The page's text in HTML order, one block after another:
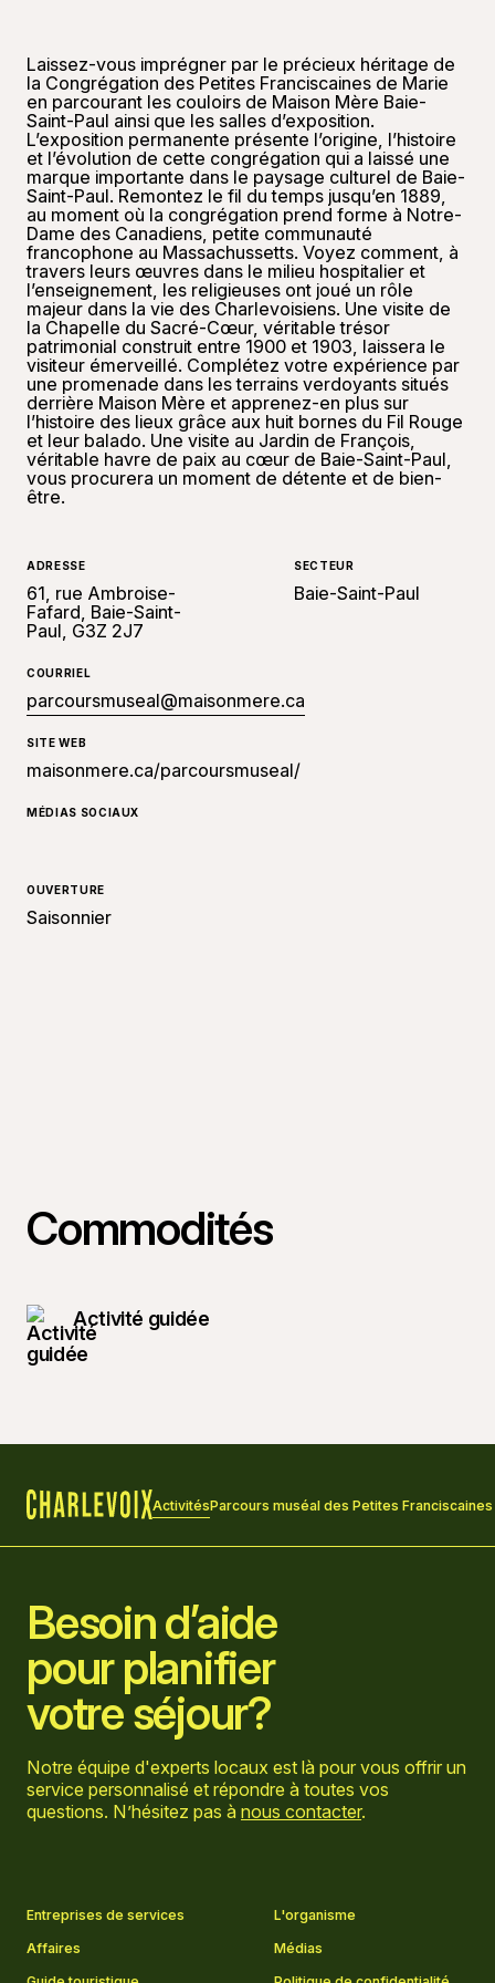
Laissez-vous imprégner par le précieux héritage de
la Congrégation des Petites Franciscaines de Marie
en parcourant les couloirs de Maison Mère Baie-
Saint-Paul ainsi que les salles d’exposition.
L’exposition permanente présente l’origine, l’histoire
et l’évolution de cette congrégation qui a laissé une
marque importante dans le paysage culturel de Baie-
Saint-Paul. Remontez le fil du temps jusqu’en 1889,
au moment où la congrégation prend forme à Notre-
Dame des Canadiens, petite communauté
francophone au Massachussetts. Voyez comment, à
travers leurs œuvres dans le milieu hospitalier et
l’enseignement, les religieuses ont joué un rôle
majeur dans la vie des Charlevoisiens. Une visite de
la Chapelle du Sacré-Cœur, véritable trésor
patrimonial construit entre 1900 et 1903, laissera le
visiteur émerveillé. Complétez votre expérience par
une promenade dans les terrains verdoyants situés
derrière Maison Mère et apprenez-en plus sur
l’histoire des lieux grâce aux huit bornes du Fil Rouge
et leur balado. Une visite au Jardin de François,
véritable havre de paix au cœur de Baie-Saint-Paul,
vous procurera un moment de détente et de bien-
être.
ADRESSE
61, rue Ambroise-
Fafard, Baie-Saint-
Paul, G3Z 2J7
SECTEUR
Baie-Saint-Paul
COURRIEL
parcoursmuseal@maisonmere.ca
SITE WEB
maisonmere.ca/parcoursmuseal/
MÉDIAS SOCIAUX
OUVERTURE
Saisonnier
Commodités
Activité guidée
ActivitésParcours muséal des Petites
Besoin d’aide
pour planifier
votre séjour?
Notre équipe d'experts locaux est là pour vous offrir un
service personnalisé et répondre à toutes vos
questions. N’hésitez pas à nous contacter.
Entreprises de services
L'organisme
Affaires
Médias